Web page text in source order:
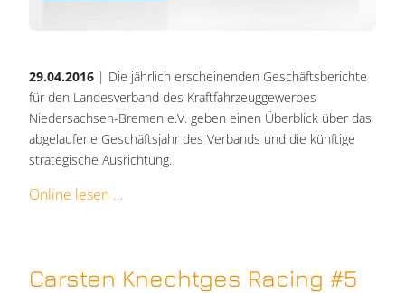
29.04.2016 | Die jährlich erscheinenden Geschäftsberichte
für den Landesverband des Kraftfahrzeuggewerbes
Niedersachsen-Bremen e.V. geben einen Überblick über das
abgelaufene Geschäftsjahr des Verbands und die künftige
strategische Ausrichtung.
Online lesen
Carsten Knechtges Racing #5